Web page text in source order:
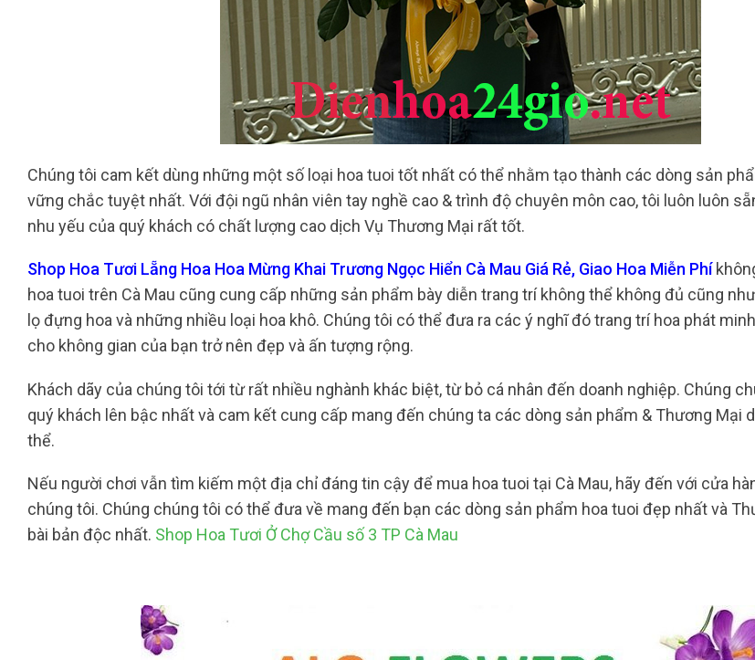
Chúng tôi cam kết dùng những một số loại hoa tuoi tốt nhất có thể nhằm tạo thành các dòng sản
vững chắc tuyệt nhất. Với đội ngũ nhân viên tay nghề cao & trình độ chuyên môn cao, tôi luôn luôn
nhu yếu của quý khách có chất lượng cao dịch Vụ Thương Mại rất tốt.
Shop Hoa Tươi Lẵng Hoa Hoa Mừng Khai Trương Ngọc Hiển Cà Mau Giá Rẻ, Giao Hoa Miễn Phí
hoa tuoi trên Cà Mau cũng cung cấp những sản phẩm bày diễn trang trí không thể không đủ cũng
lọ đựng hoa và những nhiều loại hoa khô. Chúng tôi có thể đưa ra các ý nghĩ đó trang trí hoa phát
cho không gian của bạn trở nên đẹp và ấn tượng rộng.
Khách dãy của chúng tôi tới từ rất nhiều nghành khác biệt, từ bỏ cá nhân đến doanh nghiệp. Chúng
quý khách lên bậc nhất và cam kết cung cấp mang đến chúng ta các dòng sản phẩm & Thương Mại
thể.
Nếu người chơi vẫn tìm kiếm một địa chỉ đáng tin cậy để mua hoa tuoi tại Cà Mau, hãy đến với cửa
chúng tôi. Chúng chúng tôi có thể đưa về mang đến bạn các dòng sản phẩm hoa tuoi đẹp nhất và
bài bản độc nhất. Shop Hoa Tươi Ở Chợ Cầu số 3 TP Cà Mau